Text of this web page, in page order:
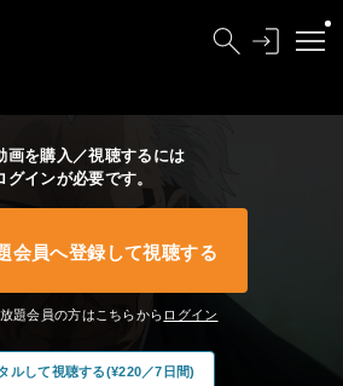
画を購入／視聴するには
グインが必要です。
会員へ登録して視聴する
題会員の方はこちらから ログイン
ルして視聴する(¥220／7日間)